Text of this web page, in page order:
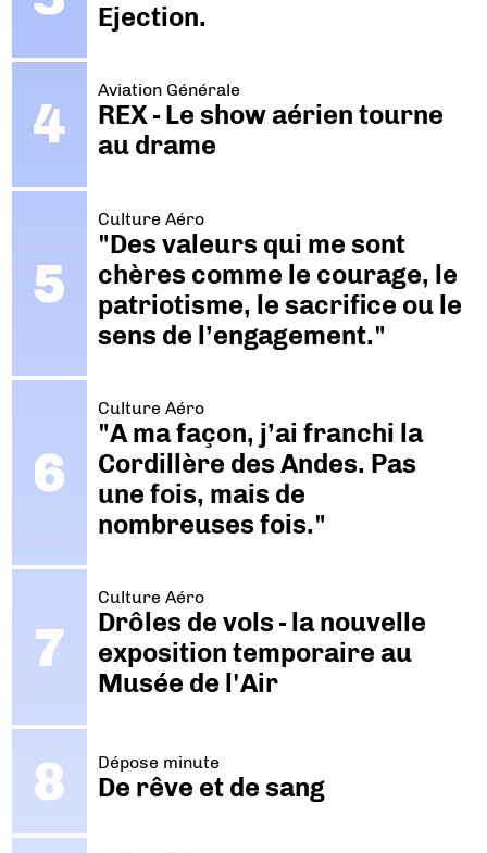
Ejection.
Aviation Générale
REX - Le show aérien tourne
au drame
Culture Aéro
"Des valeurs qui me sont
chères comme le courage, le
patriotisme, le sacrifice ou le
sens de l’engagement."
Culture Aéro
"A ma façon, j’ai franchi la
Cordillère des Andes. Pas
une fois, mais de
nombreuses fois."
Culture Aéro
Drôles de vols - la nouvelle
exposition temporaire au
Musée de l'Air
Dépose minute
De rêve et de sang